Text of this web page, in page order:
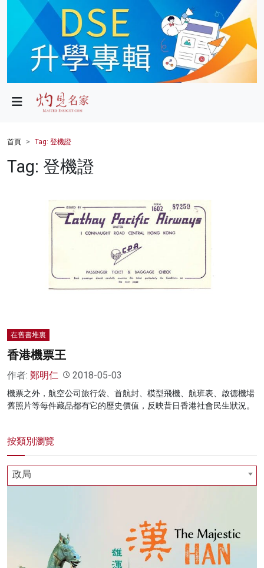
政局
財經
關於我們
首頁 Tag: 登機證
Tag: 登機證
在舊書堆裏
香港機票王
作者: 鄭明仁 2018-05-03
機票之外，航空公司旅行袋、首航封、模型飛機、航班表、啟德機場
舊照片等每件藏品都有它的歷史價值，反映昔日香港社會民生狀況。
按類別瀏覽
政局